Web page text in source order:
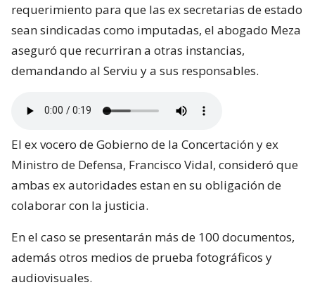
requerimiento para que las ex secretarias de estado
sean sindicadas como imputadas, el abogado Meza
aseguró que recurriran a otras instancias,
demandando al Serviu y a sus responsables.
El ex vocero de Gobierno de la Concertación y ex
Ministro de Defensa, Francisco Vidal, consideró que
ambas ex autoridades estan en su obligación de
colaborar con la justicia.
En el caso se presentarán más de 100 documentos,
además otros medios de prueba fotográficos y
audiovisuales.